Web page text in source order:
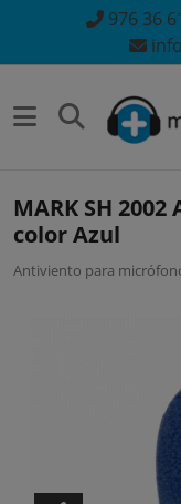
976 36
MARK SH
color Azul
Antiviento para